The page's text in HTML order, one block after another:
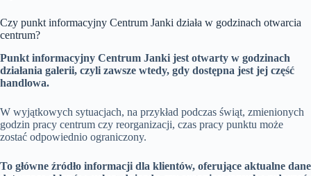
Czy punkt informacyjny Centrum Janki działa w godzinach otwarcia
centrum?
Punkt informacyjny Centrum Janki jest otwarty w godzinach
działania galerii, czyli zawsze wtedy, gdy dostępna jest jej część
handlowa.
W wyjątkowych sytuacjach, na przykład podczas świąt, zmienionych
godzin pracy centrum czy reorganizacji, czas pracy punktu może
zostać odpowiednio ograniczony.
To główne źródło informacji dla klientów, oferujące aktualne dane